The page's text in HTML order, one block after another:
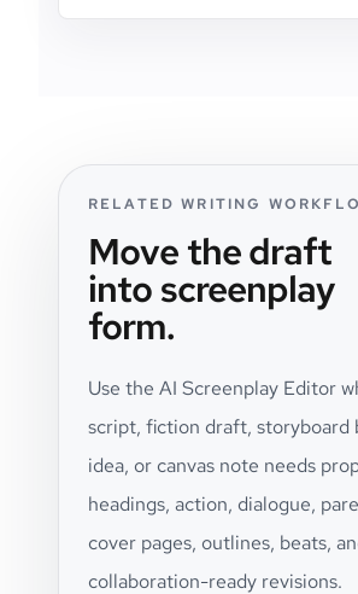
RELATED WRITING
Move the draft
into screenplay
form.
Use the AI Screenplay Editor
script, fiction draft, storyboard
idea, or canvas note needs
headings, action, dialogue,
cover pages, outlines, beats,
collaboration-ready revisions.